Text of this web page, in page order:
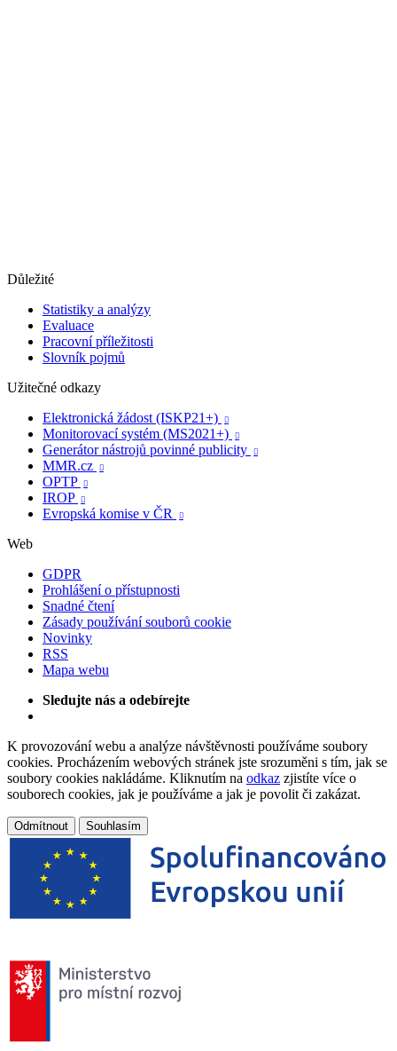
Důležité
Statistiky a analýzy
Evaluace
Pracovní příležitosti
Slovník pojmů
Užitečné odkazy
Elektronická žádost (ISKP21+)

Monitorovací systém (MS2021+) 
Generátor nástrojů povinné publicity 
MMR.cz 
OPTP 
IROP 
Evropská komise v ČR 
Web
GDPR
Prohlášení o přístupnosti
Snadné čtení
Zásady používání souborů cookie
Novinky
RSS
Mapa webu
Sledujte nás a odebírejte
K provozování webu a analýze návštěvnosti používáme soubory
cookies. Procházením webových stránek jste srozuměni s tím, jak se
soubory cookies nakládáme. Kliknutím na odkaz zjistíte více o
souborech cookies, jak je používáme a jak je povolit či zakázat.
Odmítnout Souhlasím